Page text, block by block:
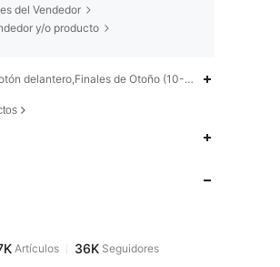
del Vendedor
y/o producto
delantero,Finales de Otoño (10-17/50-63)
Artículos 36K Seguidores
1 día